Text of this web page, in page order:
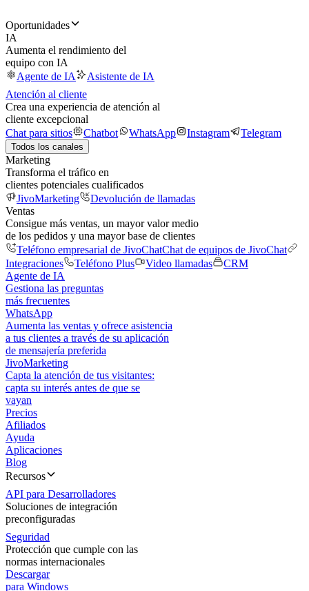
Oportunidades
IA
Aumenta el rendimiento del
equipo con IA
Agente de IA
Asistente de IA
Atención al cliente
Crea una experiencia de atención al
cliente excepcional
Chat para sitios
Chatbot WhatsApp Instagram Telegram
Todos los canales
Marketing
Transforma el tráfico en
clientes potenciales cualificados
JivoMarketing
Devolución de llamadas
Ventas
Consigue más ventas, un mayor valor medio
de los pedidos y una mayor base de clientes
Teléfono empresarial de JivoChatChat de equipos de JivoChat
Integraciones
Teléfono Plus Video llamadas
CRM
Agente de IA
Gestiona las preguntas
más frecuentes
WhatsApp
Aumenta las ventas y ofrece asistencia
a tus clientes a través de su aplicación
de mensajería preferida
JivoMarketing
Capta la atención de tus visitantes:
capta su interés antes de que se
vayan
Precios
Afiliados
Ayuda
Aplicaciones
Blog
Recursos
API para Desarrolladores
Soluciones de integración
preconfiguradas
Seguridad
Protección que cumple con las
normas internacionales
Descargar
para Windows